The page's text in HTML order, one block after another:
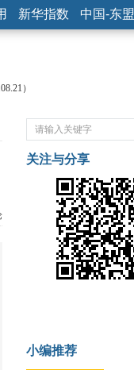
新华指数 中国-东盟
）
）
失衡藏
关注与分享
小编推荐